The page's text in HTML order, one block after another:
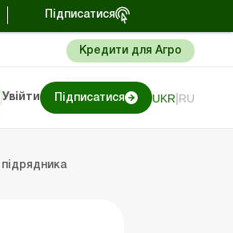
Підписатися
Кредити для Агро
Увійти Підписатися UKR RU